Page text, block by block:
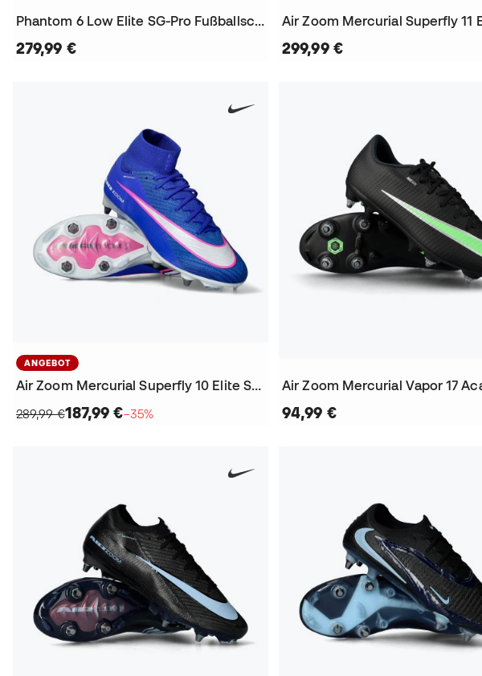
Phantom 6 Low Elite SG-Pro Fußballschuhe
279,99 € 299,99 €
ANGEBOT
Air Zoom Mercurial Superfly 10 Elite SG-Pro Fußballschuhe
289,99 €187,99 €−35% 94,99 €